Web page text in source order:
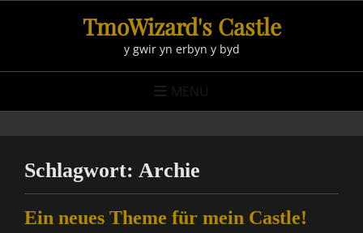
TmoWizard's Castle
y gwir yn erbyn y byd
MENU
Schlagwort: Archie
Ein neues Theme für mein Castle!